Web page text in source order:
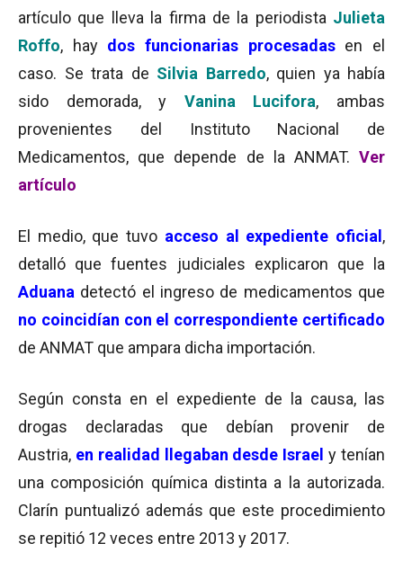
artículo que lleva la firma de la periodista Julieta
Roffo, hay dos funcionarias procesadasen el
caso. Se trata de Silvia Barredo, quien ya había
sido demorada,
y Vanina Lucifora, ambas
provenientes del Instituto Nacional de
Medicamentos, que depende de la ANMAT. Ver
artículo
El medio, que tuvo acceso al expediente oficial ,
detalló quefuentes judiciales explicaron que la
Aduana detectó e l ingreso de medicamentos que
no coincidían con el correspondiente certificado
de ANMAT que ampara dicha importación.
Según consta en el expediente de la causa, las
drogas declaradas que debían provenir de
Austria, en realidad llegaban desde Israel y tenían
una composición química distinta a la autorizada.
Clarín puntualizó además que este procedimiento
se repitió 12 veces entre 2013 y 2017.